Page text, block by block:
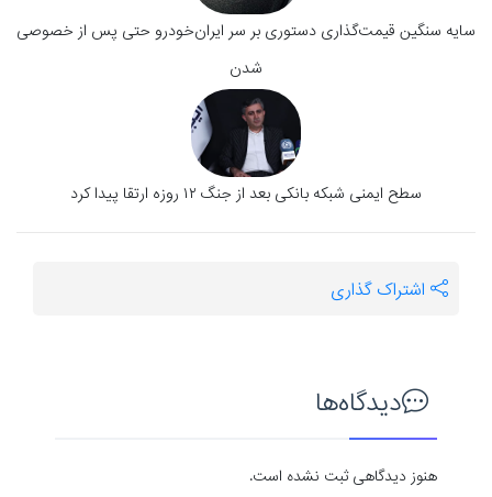
سایه سنگین قیمت‌گذاری دستوری بر سر ایران‌خودرو حتی پس از خصوصی
شدن
سطح ایمنی شبکه بانکی بعد از جنگ ۱۲ روزه ارتقا پیدا کرد
اشتراک گذاری
دیدگاه‌ها
هنوز دیدگاهی ثبت نشده است.